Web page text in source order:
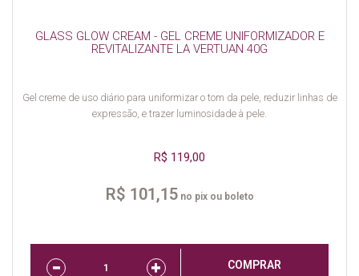
GLASS GLOW CREAM - GEL CREME UNIFORMIZADOR E
REVITALIZANTE LA VERTUAN 40G
Gel creme de uso diário para uniformizar o tom da pele, reduzir linhas de
expressão, e trazer luminosidade à pele.
R$ 119,00
R$ 101,15no pix ou boleto
COMPRAR